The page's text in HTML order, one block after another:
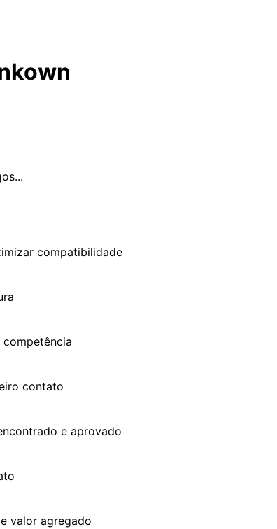
compatibilidade
contato
e aprovado
valor agregado